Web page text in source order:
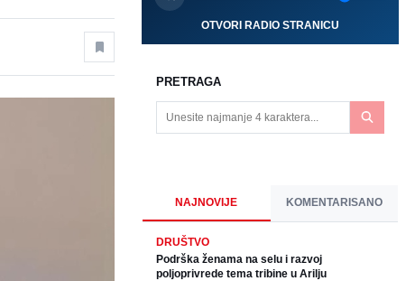
OTVORI RADIO STRANICU
PRETRAGA
NAJNOVIJE KOMENTARISANO
DRUŠTVO
Podrška ženama na selu i razvoj
poljoprivrede tema tribine u Arilju